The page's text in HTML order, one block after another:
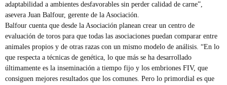
adaptabilidad a ambientes desfavorables sin perder calidad de carne”,
asevera Juan Balfour, gerente de la Asociación.
Balfour cuenta que desde la Asociación planean crear un centro de
evaluación de toros para que todas las asociaciones puedan comparar entre
animales propios y de otras razas con un mismo modelo de análisis. “En lo
que respecta a técnicas de genética, lo que más se ha desarrollado
últimamente es la inseminación a tiempo fijo y los embriones FIV, que
consiguen mejores resultados que los comunes. Pero lo primordial es que